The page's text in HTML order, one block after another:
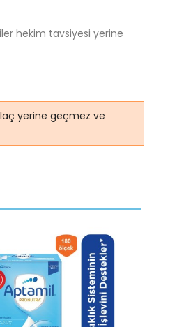
hekim tavsiyesi yerine
yerine geçmez ve